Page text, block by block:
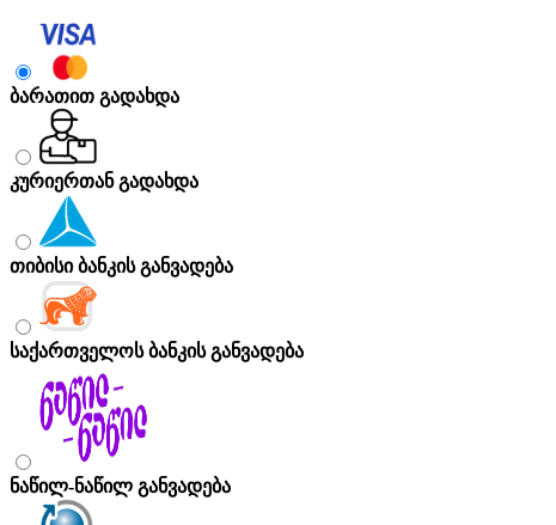
ბარათით გადახდა
კურიერთან გადახდა
თიბისი ბანკის განვადება
საქართველოს ბანკის განვადება
ნაწილ-ნაწილ განვადება